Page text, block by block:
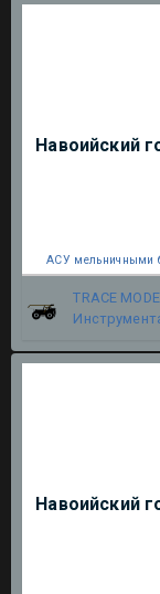
Навоийский
АСУ мельничными
TRACE
Навоийский